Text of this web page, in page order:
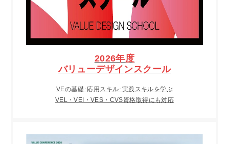
2026年度
バリューデザインスクール
VEの基礎･応用スキル･実践スキルを学ぶ
VEL・VEI・VES・CVS資格取得にも対応